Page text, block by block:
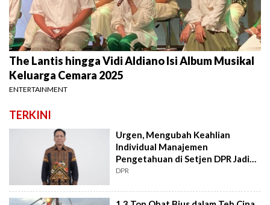
The Lantis hingga Vidi Aldiano Isi Album Musikal
Keluarga Cemara 2025
ENTERTAINMENT
TERKINI
Urgen, Mengubah Keahlian
Individual Manajemen
Pengetahuan di Setjen DPR Jadi
Kekuatan Institusional
DPR